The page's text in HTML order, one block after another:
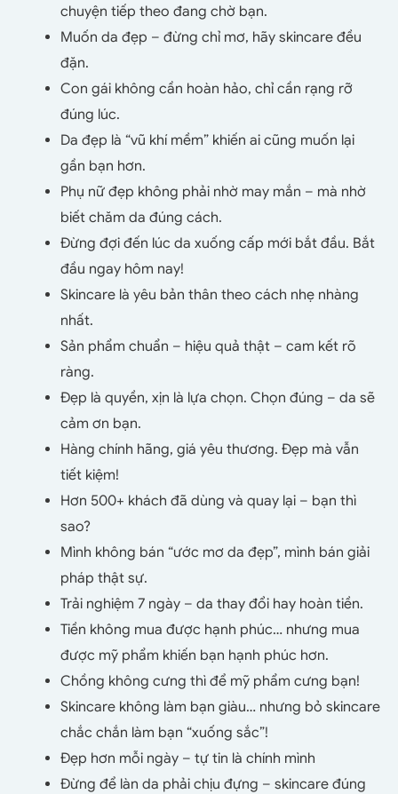
chuyện tiếp theo đang chờ bạn.
Muốn da đẹp – đừng chỉ mơ, hãy skincare đều
đặn.
Con gái không cần hoàn hảo, chỉ cần rạng rỡ
đúng lúc.
Da đẹp là “vũ khí mềm” khiến ai cũng muốn lại
gần bạn hơn.
Phụ nữ đẹp không phải nhờ may mắn – mà nhờ
biết chăm da đúng cách.
Đừng đợi đến lúc da xuống cấp mới bắt đầu. Bắt
đầu ngay hôm nay!
Skincare là yêu bản thân theo cách nhẹ nhàng
nhất.
Sản phẩm chuẩn – hiệu quả thật – cam kết rõ
ràng.
Đẹp là quyền, xịn là lựa chọn. Chọn đúng – da sẽ
cảm ơn bạn.
Hàng chính hãng, giá yêu thương. Đẹp mà vẫn
tiết kiệm!
Hơn 500+ khách đã dùng và quay lại – bạn thì
sao?
Mình không bán “ước mơ da đẹp”, mình bán giải
pháp thật sự.
Trải nghiệm 7 ngày – da thay đổi hay hoàn tiền.
Tiền không mua được hạnh phúc… nhưng mua
được mỹ phẩm khiến bạn hạnh phúc hơn.
Chồng không cưng thì để mỹ phẩm cưng bạn!
Skincare không làm bạn giàu… nhưng bỏ skincare
chắc chắn làm bạn “xuống sắc”!
Đẹp hơn mỗi ngày – tự tin là chính mình
Đừng để làn da phải chịu đựng – skincare đúng